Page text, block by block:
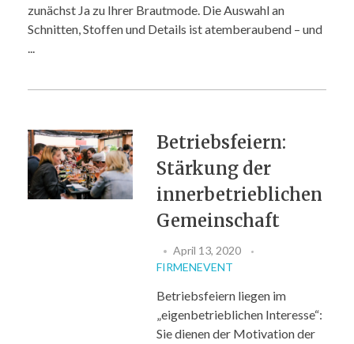
zunächst Ja zu Ihrer Brautmode. Die Auswahl an
Schnitten, Stoffen und Details ist atemberaubend – und
...
Betriebsfeiern:
Stärkung der
innerbetrieblichen
Gemeinschaft
April 13, 2020
FIRMENEVENT
Betriebsfeiern liegen im
„eigenbetrieblichen Interesse“:
Sie dienen der Motivation der